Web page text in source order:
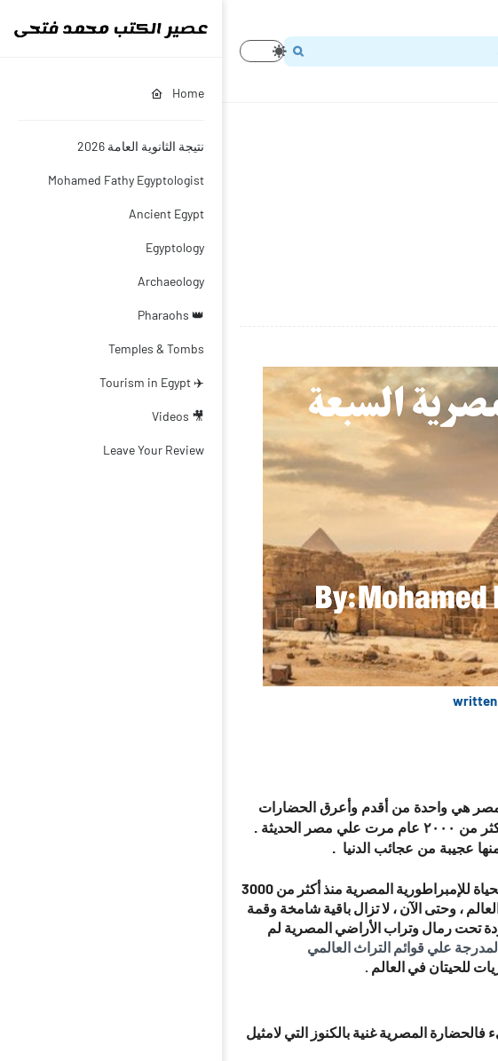
Home
نتيجة الثانوية العامة 2026
Mohamed Fathy Egyptologist
Ancient Egypt
Egyptology
Archaeology
👑 Pharaohs
Temples & Tombs
✈️ Tourism in Egypt
🎥 Videos
Leave Your Review
مصر هي واحدة من أقدم وأعرق الحضارات
على وجه الأرض مع أكثر من ٣٠٠٠ عام من الحضارة القديمة وأكثر من ٢٠٠٠ عام مرت علي مصر الحديثة .
عجيبة من عجائب الدنيا .
تركزت الحضارة المصرية على روافد نهر النيل ، وهو مصدر قوة الحياة للإمبراطورية المصرية منذ أكثر من 3000
، وحتى الآن ، لا تزال باقية شامخة وقمة
تحت رمال وتراب الأراضي المصرية لم
علي قوائم التراث العالمي
للحيتان في العالم .
المصرية غنية بالكنوز التي لامثيل